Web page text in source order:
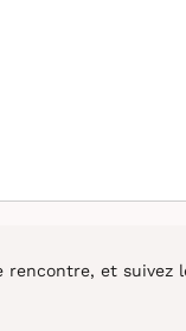
rencontre, et suivez